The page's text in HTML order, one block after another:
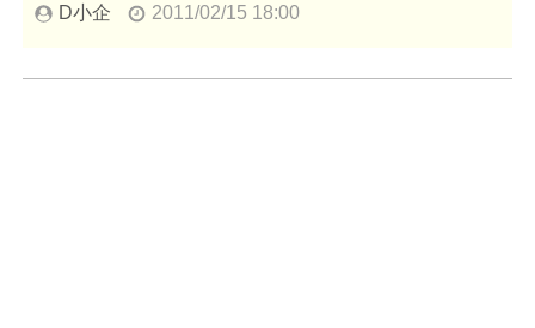
D小企 2011/02/15 18:00